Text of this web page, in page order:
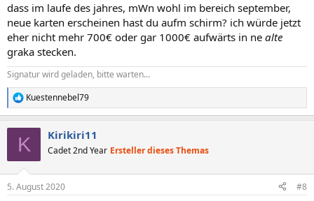
dass im laufe des jahres, mWn wohl im bereich september,
neue karten erscheinen hast du aufm schirm? ich würde jetzt
eher nicht mehr 700€ oder gar 1000€ aufwärts in ne alte
graka stecken.
Signatur wird geladen, bitte warten...
R
e
e
Kuestennebel79
K Kirikiri11
Cadet 2nd Year Ersteller dieses Themas
5. August 2020 #8